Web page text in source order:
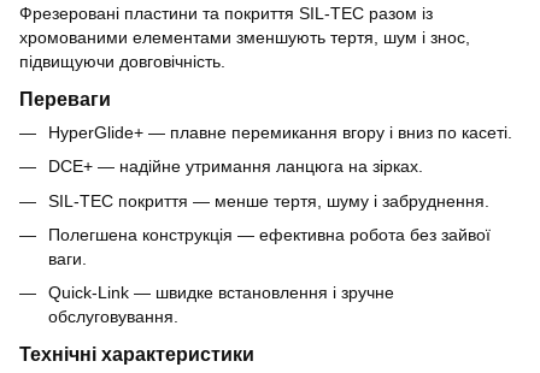
Фрезеровані пластини та покриття SIL-TEC разом із
хромованими елементами зменшують тертя, шум і знос,
підвищуючи довговічність.
Переваги
HyperGlide+ — плавне перемикання вгору і вниз по касеті.
DCE+ — надійне утримання ланцюга на зірках.
SIL-TEC покриття — менше тертя, шуму і забруднення.
Полегшена конструкція — ефективна робота без зайвої
ваги.
Quick-Link — швидке встановлення і зручне
обслуговування.
Технічні характеристики